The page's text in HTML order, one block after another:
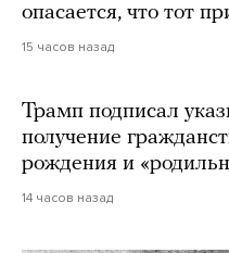
опасается, что тот
15 часов назад
Трамп подписал
получение
рождения и
14 часов назад